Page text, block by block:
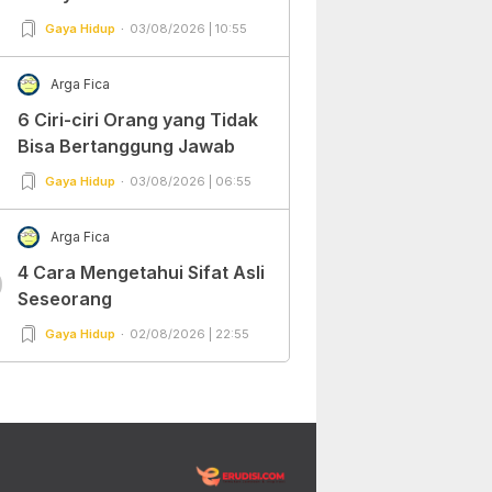
Gaya Hidup 03/08/2026 | 10:55
Arga Fica
6 Ciri-ciri Orang yang Tidak
Bisa Bertanggung Jawab
Gaya Hidup 03/08/2026 | 06:55
Arga Fica
4 Cara Mengetahui Sifat Asli
Seseorang
Gaya Hidup 02/08/2026 | 22:55